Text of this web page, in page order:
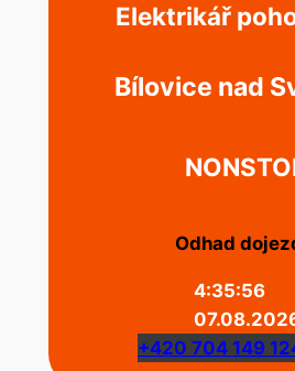
Elektrikář
Bílovice nad
Odhad
4:35:56
+420 704 149